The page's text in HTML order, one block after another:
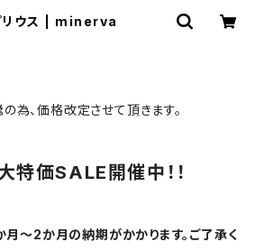
リウス | minerva
為、価格改定させて頂きます。
特価SALE開催中！！
～2か月の納期がかかります。ご了承く